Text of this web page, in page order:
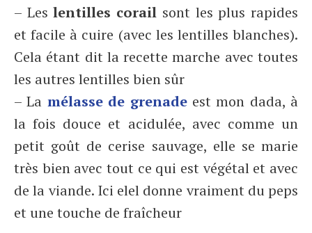
– Leslentilles corail sont les plus rapides
et facile à cuire (avec les lentilles blanches).
Cela étant dit la recette marche avec toutes
les autres lentilles bien sûr
– La mélasse de grenadeest mon dada, à
la fois douce et acidulée, avec comme un
petit goût de cerise sauvage, elle se marie
très bien avec tout ce qui est végétal et avec
de la viande. Ici elel donne vraiment du peps
et une touche de fraîcheur